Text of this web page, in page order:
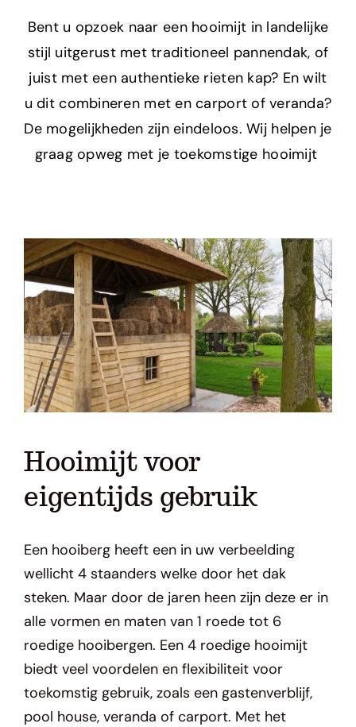
Shop
Over ons
Contact
Bent u opzoek naar een hooimijt in landelijke
stijl uitgerust met traditioneel pannendak, of
juist met een authentieke rieten kap? En wilt
u dit combineren met en carport of veranda?
De mogelijkheden zijn eindeloos.Wij helpen je
graagopweg met je toekomstige hooimijt
Hooimijt voor
eigentijds gebruik
Een hooiberg heeft een in uw verbeelding
wellicht 4 staanders welke door het dak
steken. Maar door de jaren heen zijn deze er in
alle vormen en maten van 1 roede tot 6
roedige hooibergen. Een 4 roedige hooimijt
biedt veel voordelen en flexibiliteit voor
toekomstig gebruik, zoals een gastenverblijf,
pool house, veranda of carport. Met het